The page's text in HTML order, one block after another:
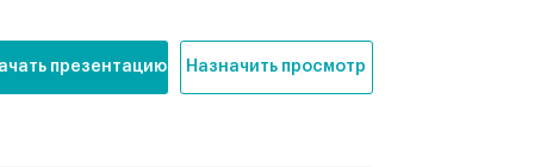
презентацию Назначить просмотр